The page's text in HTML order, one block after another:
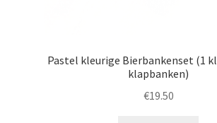
Pastel kleurige Bierbankenset (1
klapbanken)
€19.50